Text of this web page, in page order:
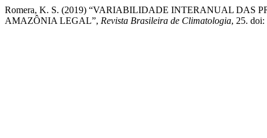
Romera, K. S. (2019) “VARIABILIDADE INTERANUAL DAS
AMAZÔNIA LEGAL”, Revista Brasileira de Climatologia, 25.